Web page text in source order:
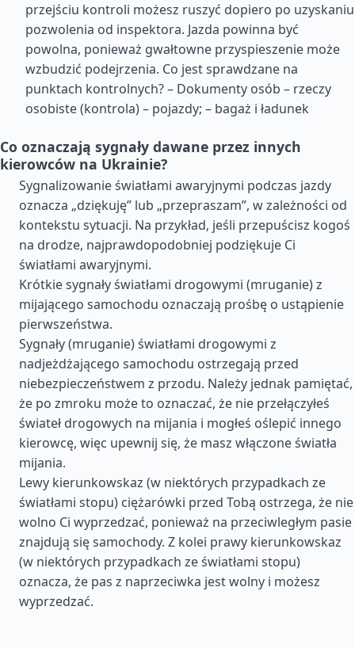
przejściu kontroli możesz ruszyć dopiero po uzyskaniu
pozwolenia od inspektora. Jazda powinna być
powolna, ponieważ gwałtowne przyspieszenie może
wzbudzić podejrzenia. Co jest sprawdzane na
punktach kontrolnych? – Dokumenty osób – rzeczy
osobiste (kontrola) – pojazdy; – bagaż i ładunek
Co oznaczają sygnały dawane przez innych
kierowców na Ukrainie?
Sygnalizowanie światłami awaryjnymi podczas jazdy
oznacza „dziękuję” lub „przepraszam”, w zależności od
kontekstu sytuacji. Na przykład, jeśli przepuścisz kogoś
na drodze, najprawdopodobniej podziękuje Ci
światłami awaryjnymi.
Krótkie sygnały światłami drogowymi (mruganie) z
mijającego samochodu oznaczają prośbę o ustąpienie
pierwszeństwa.
Sygnały (mruganie) światłami drogowymi z
nadjeżdżającego samochodu ostrzegają przed
niebezpieczeństwem z przodu. Należy jednak pamiętać,
że po zmroku może to oznaczać, że nie przełączyłeś
świateł drogowych na mijania i mogłeś oślepić innego
kierowcę, więc upewnij się, że masz włączone światła
mijania.
Lewy kierunkowskaz (w niektórych przypadkach ze
światłami stopu) ciężarówki przed Tobą ostrzega, że nie
wolno Ci wyprzedzać, ponieważ na przeciwległym pasie
znajdują się samochody. Z kolei prawy kierunkowskaz
(w niektórych przypadkach ze światłami stopu)
oznacza, że pas z naprzeciwka jest wolny i możesz
wyprzedzać.